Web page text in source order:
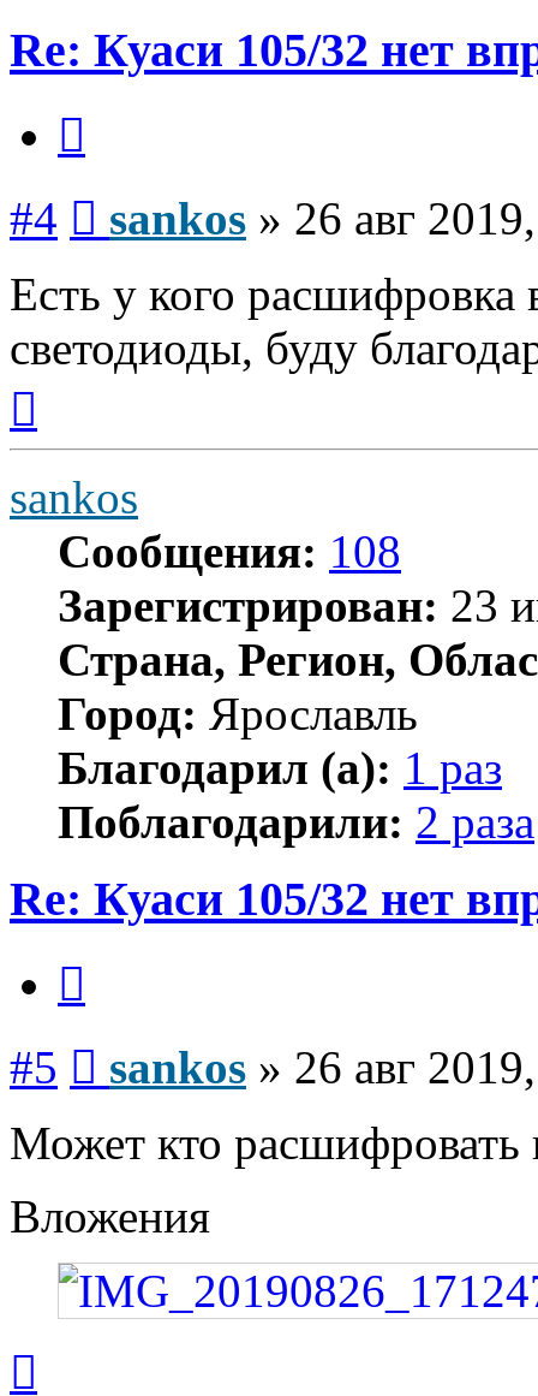
Re: Куаси 105/32 нет
#4 sankos » 26 авг
Есть у кого
светодиоды, буду
началу
sankos
Сообщения: 108
Зарегистрирован: 23
Страна, Регион,
Город: Ярославль
Благодарил (а): 1 раз
Поблагодарили: 2 раза
Re: Куаси 105/32 нет
#5 sankos » 26 авг
Может кто расшифровать
Вложения
началу